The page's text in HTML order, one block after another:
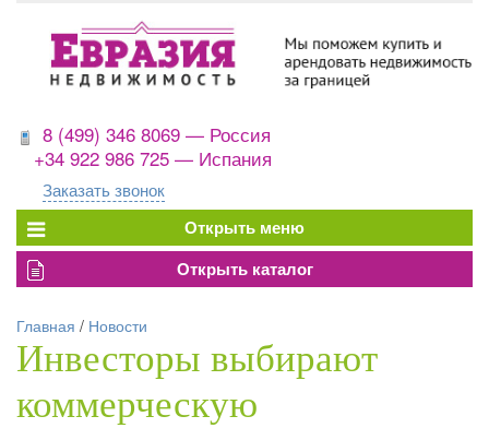
8 (499) 346 8069 — Россия
+34 922 986 725 — Испания
Заказать звонок
Главная / Новости
Инвесторы выбирают
коммерческую